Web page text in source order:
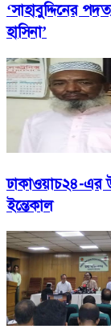
‘সাহাবুদ্দিনের
হাসিনা’
ঢাকাওয়াচ২৪-এর
ইন্তেকাল